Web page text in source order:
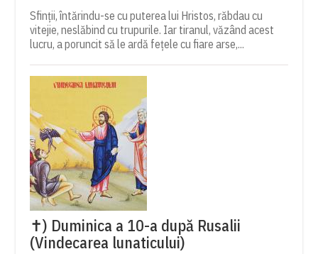
Sfinții, întărindu-se cu puterea lui Hristos, răbdau cu
vitejie, neslăbind cu trupurile. Iar tiranul, văzând acest
lucru, a poruncit să le ardă fețele cu fiare arse,...
✝) Duminica a 10-a după Rusalii
(Vindecarea lunaticului)